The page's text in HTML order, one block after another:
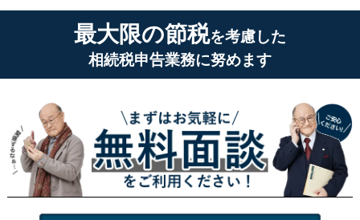
最大限の節税を考慮した
相続税申告業務に努めます